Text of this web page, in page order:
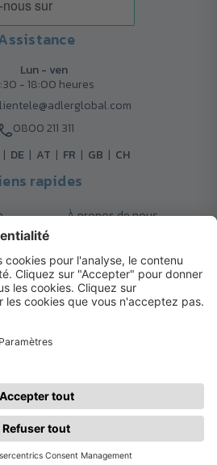
Lun - ven
- 18:00 heures
0800 211 311
DE AT FR GB CH
rapides
À propos de nous
FAQ
Mode de paiement
Mentions légales
d’Affaires ADLER
de Confidentialité
cookies